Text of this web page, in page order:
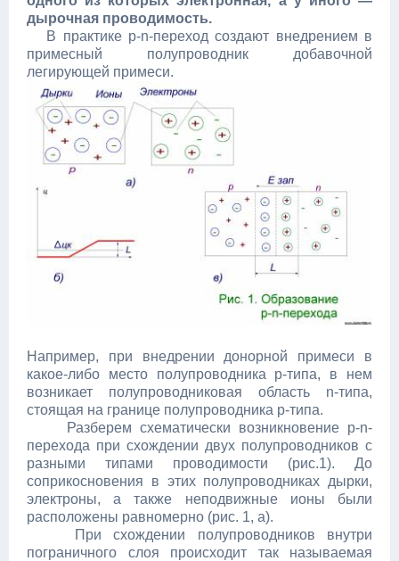
дырочная проводимость.
В практике p-n-переход создают внедрением в
примесный полупроводник добавочной
легирующей примеси.
Например, при внедрении донорной примеси в
какое-либо место полупроводника p-типа, в нем
возникает полупроводниковая область n-типа,
стоящая на границе полупроводника p-типа.
Разберем схематически возникновение p-n-
перехода при схождении двух полупроводников с
разными типами проводимости (рис.1). До
соприкосновения в этих полупроводниках дырки,
электроны, а также неподвижные ионы были
расположены равномерно (рис. 1, а).
При схождении полупроводников внутри
пограничного слоя происходит так называемая